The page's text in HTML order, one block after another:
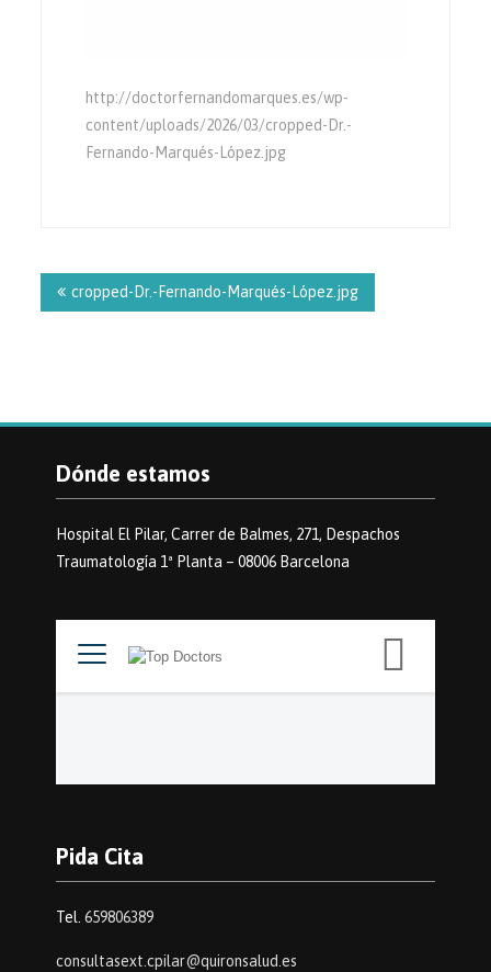
http://doctorfernandomarques.es/wp-
content/uploads/2026/03/cropped-Dr.-
Fernando-Marqués-López.jpg
de
entradas
cropped-Dr.-Fernando-Marqués-López.jpg
Dónde estamos
Hospital El Pilar, Carrer de Balmes, 271, Despachos
Traumatología 1ª Planta – 08006 Barcelona
Pida Cita
Tel. 659806389
consultasext.cpilar@quironsalud.es